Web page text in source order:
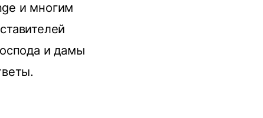
и многим
и дамы